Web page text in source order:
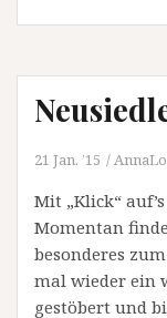
21 Jan. ’15
Mit „Klick“
Momentan
besonderes
mal wieder ein
gestöbert und